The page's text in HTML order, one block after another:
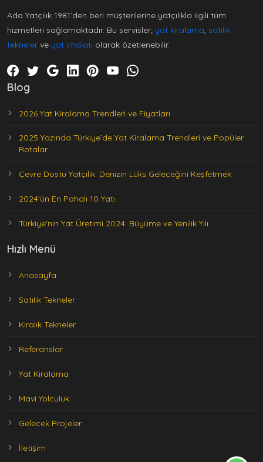
Ada Yatçılık 1981’den beri müşterilerine yatçılıkla ilgili tüm
hizmetleri sağlamaktadır. Bu servisler; yat kiralama, satılık
tekneler ve yat imalatı olarak özetlenebilir.
Blog
2026 Yat Kiralama Trendleri ve Fiyatları
2025 Yazında Türkiye’de Yat Kiralama Trendleri ve Popüler
Rotalar
Çevre Dostu Yatçılık: Denizin Lüks Geleceğini Keşfetmek
2024'ün En Pahalı 10 Yatı
Türkiye'nin Yat Üretimi 2024: Büyüme ve Yenilik Yılı
Hızlı Menü
Anasayfa
Satılık Tekneler
Kiralık Tekneler
Referanslar
Yat Kiralama
Mavi Yolculuk
Gelecek Projeler
İletişim